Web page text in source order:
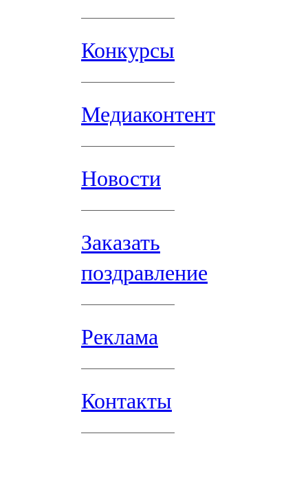
Конкурсы
Медиаконтент
Новости
Заказать
поздравление
Реклама
Контакты